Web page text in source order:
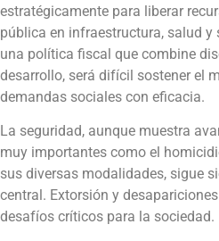
estratégicamente para liberar
pública en infraestructura, salud y
una política fiscal que combine
desarrollo, será difícil sostener el
demandas sociales con eficacia.
La seguridad, aunque muestra
muy importantes como el
sus diversas modalidades, sigue
central. Extorsión y
desafíos críticos para la sociedad.